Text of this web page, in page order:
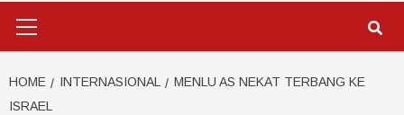
HOME INTERNASIONAL
MENLU AS NEKAT TERBANG KE
ISRAEL